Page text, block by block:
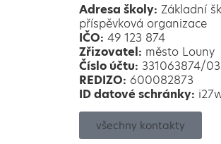
Adresa školy: Základní
příspěvková organizace
IČO: 49 123 874
Zřizovatel: město Louny
Číslo účtu: 331063874/
REDIZO: 600082873
ID datové schránky:
všechny kontakty